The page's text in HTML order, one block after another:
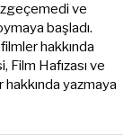
ve
başladı.
hakkında
Film Hafızası ve
yazmaya